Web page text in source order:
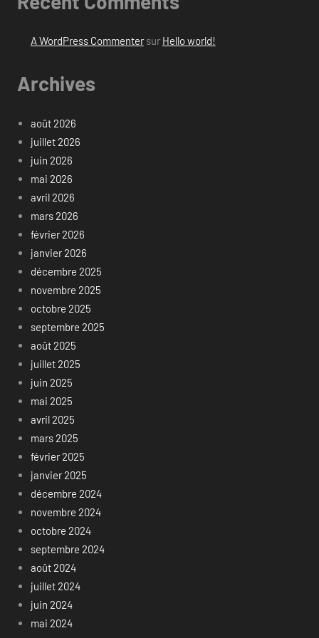
A WordPress Commentersur Hello world!
Archives
août 2026
juillet 2026
juin 2026
mai 2026
avril 2026
mars 2026
février 2026
janvier 2026
décembre 2025
novembre 2025
octobre 2025
septembre 2025
août 2025
juillet 2025
juin 2025
mai 2025
avril 2025
mars 2025
février 2025
janvier 2025
décembre 2024
novembre 2024
octobre 2024
septembre 2024
août 2024
juillet 2024
juin 2024
mai 2024